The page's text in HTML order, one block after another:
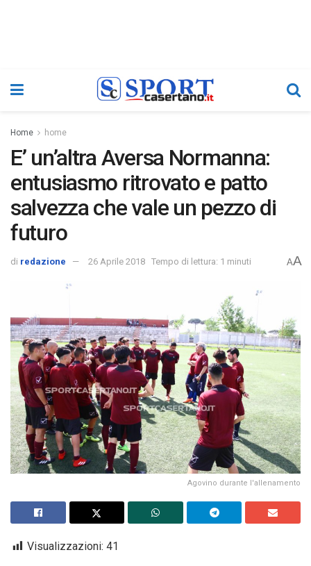
Home home
E’ un’altra Aversa Normanna:
entusiasmo ritrovato e patto
salvezza che vale un pezzo di
futuro
di redazione 26 Aprile 2018 Tempo di lettura: 1 minuti AA
Agovino durante l'allenamento
Visualizzazioni: 41